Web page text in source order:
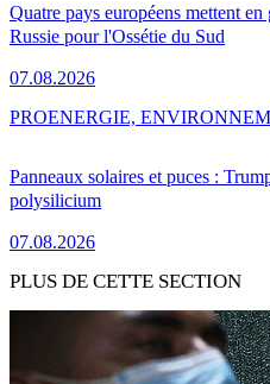
Quatre pays européens mettent
Russie pour l'Ossétie du Sud
07.08.2026
Panneaux solaires et puces :
polysilicium
07.08.2026
PROENERGIE,
PLUS DE CETTE SECTION